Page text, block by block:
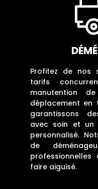
Profitez de nos
tarifs
manutention
déplacement en
garantissons
avec soin et un
personnalisé.
de
faire aiguisé.​